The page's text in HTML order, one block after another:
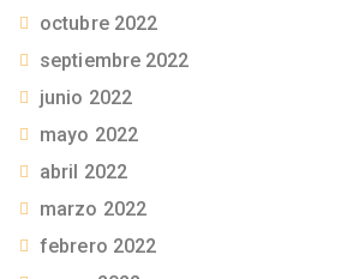
octubre 2022
septiembre 2022
junio 2022
mayo 2022
abril 2022
marzo 2022
febrero 2022